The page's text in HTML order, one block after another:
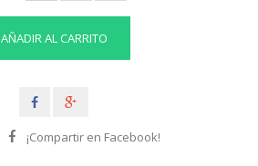
AÑADIR AL CARRITO
¡Compartir en Facebook!